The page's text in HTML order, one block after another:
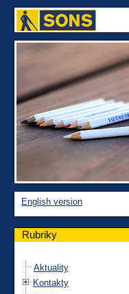
English version
Rubriky
Aktuality
Kontakty